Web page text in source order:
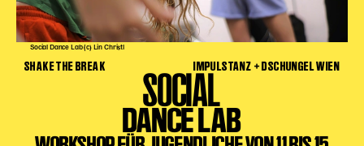
Social Dance Lab (c) Lin Christl
SHAKE THE BREAK IMPULSTANZ + DSCHUNGEL WIEN
SOCIAL
DANCE LAB